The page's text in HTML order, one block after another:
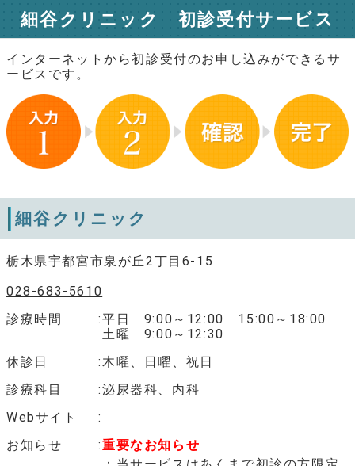
細谷クリニック 初診受付サービス
インターネットから初診受付のお申し込みができるサ
ービスです。
細谷クリニック
栃木県宇都宮市泉が丘2丁目6-15
028-683-5610
診療時間
平日 9:00～12:00 15:00～18:00
土曜 9:00～12:30
休診日
木曜、日曜、祝日
診療科目
泌尿器科、内科
Webサイト
お知らせ
重要なお知らせ